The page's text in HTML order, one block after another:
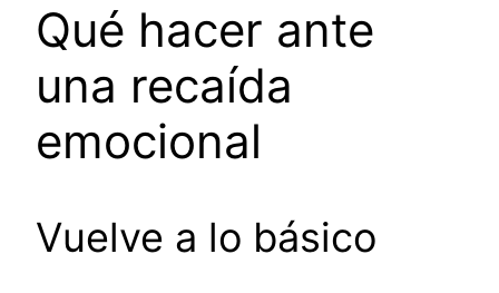
Qué hacer ante
una recaída
emocional
Vuelve a lo básico